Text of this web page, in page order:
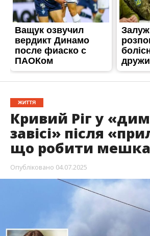
ЖИТТЯ
Кривий Ріг у
завісі» після
що робити
Опубліковано 04.07.2025